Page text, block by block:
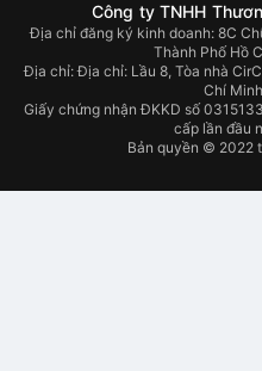
Công ty TNHH
Địa chỉ đăng ký kinh doanh: 8C
Thành Phố Hồ
Địa chỉ:Địa chỉ: Lầu 8, Tòa nhà
Chí
Giấy chứng nhận ĐKKD số
cấp lần đầu
Bản quyền © 2022